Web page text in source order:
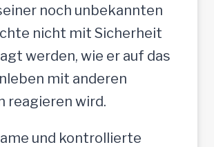
noch unbekannten
nicht mit Sicherheit
werden, wie er auf das
mit anderen
reagieren wird.
und kontrollierte